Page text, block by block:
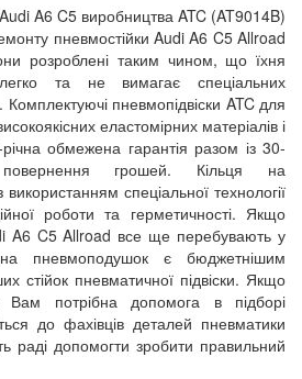
A6 C5 виробництва ATC (AT9014B)
пневмостійки Audi A6 C5 Allroad
розроблені таким чином, що їхня
та не вимагає спеціальних
Комплектуючі пневмопідвіски ATC для
еластомірних матеріалів і
обмежена гарантія разом із 30-
грошей. Кільця на
спеціальної технології
роботи та герметичності. Якщо
A6 C5 Allroad все ще перебувають у
пневмоподушок є бюджетнішим
стійок пневматичної підвіски. Якщо
потрібна допомога в підборі
до фахівців деталей пневматики
раді допомогти зробити правильний